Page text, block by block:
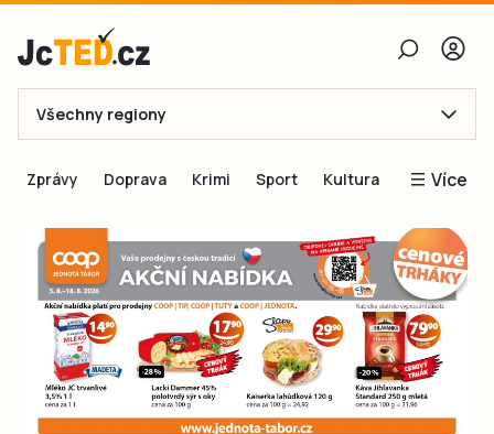
E-mail
Obnovit heslo
Přihlásit se
Přihlásit se přes Facebook
Ještě nemám účet, chci seRegistrovat
Všechny regiony
Zprávy Doprava Krimi Sport Kultura Více
Inspirace
Čtenáři píší
Speciální přílohy
Inzerce